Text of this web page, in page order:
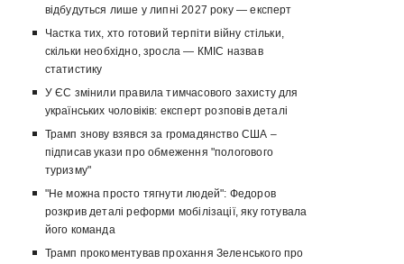
відбудуться лише у липні 2027 року — експерт
Частка тих, хто готовий терпіти війну стільки,
скільки необхідно, зросла — КМІС назвав
статистику
У ЄС змінили правила тимчасового захисту для
українських чоловіків: експерт розповів деталі
Трамп знову взявся за громадянство США –
підписав укази про обмеження "пологового
туризму"
"Не можна просто тягнути людей": Федоров
розкрив деталі реформи мобілізації, яку готувала
його команда
Трамп прокоментував прохання Зеленського про